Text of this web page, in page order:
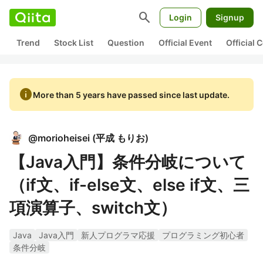
search Login Signup
Trend Stock List Question Official Event Official
infoMore than 5 years have passed since last update.
@morioheisei (平成 もりお)
【Java入門】条件分岐について
（if文、if-else文、else if文、三
項演算子、switch文）
Java Java入門 新人プログラマ応援
プログラミング初心者
条件分岐